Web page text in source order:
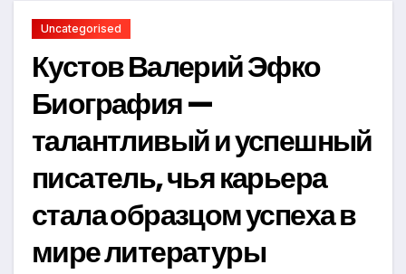
Uncategorised
Кустов Валерий Эфко
Биография —
талантливый и успешный
писатель, чья карьера
стала образцом успеха в
мире литературы